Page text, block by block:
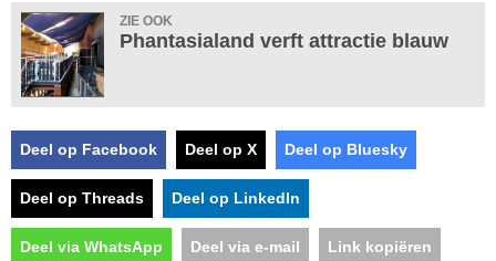
ZIE OOK
Phantasialand verft attractie blauw
Deel op Facebook Deel op X Deel op Bluesky
Deel op Threads Deel op LinkedIn
Deel via WhatsApp Deel via e-mail Link kopiëren